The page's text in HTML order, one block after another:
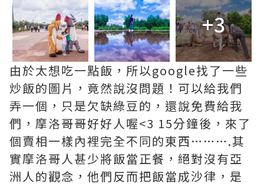
+3
由於太想吃一點飯，所以google找了一些
炒飯的圖片，竟然說沒問題！可以給我們
弄一個，只是欠缺綠豆的，還說免費給我
們，摩洛哥哥好好人喔<3 15分鐘後，來了
個賣相一樣內裡完全不同的東西……….其
實摩洛哥人甚少將飯當正餐，絕對沒有亞
洲人的觀念，他們反而把飯當成沙律，是